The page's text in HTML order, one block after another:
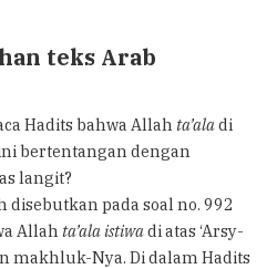
teks Arab
Hadits bahwa Allah ta’aladi
bertentangan dengan
langit?
disebutkan pada soal no. 992
Allah ta’ala istiwadi atas ‘Arsy-
makhluk-Nya. Di dalam Hadits